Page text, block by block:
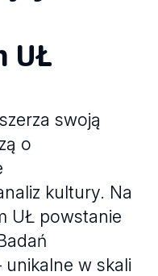
UŁ
swoją
o
kultury. Na
UŁ powstanie
unikalne w skali